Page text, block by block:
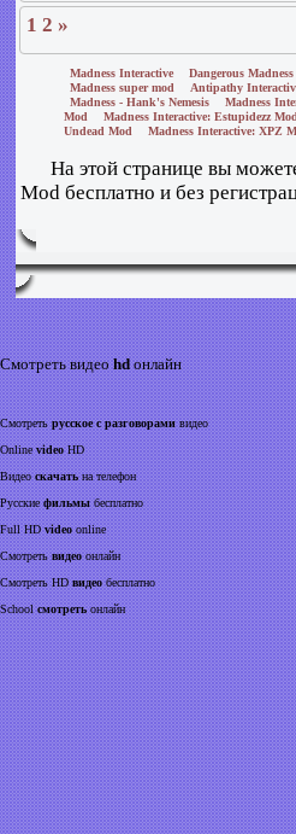
1 2 »
Madness Interactive Dangerous Madness
Madness super mod
Antipathy
Madness - Hank's Nemesis
Madness
Mod
Madness Interactive: Estupidezz Mod
Undead Mod
Madness Interactive: XPZ
На этой странице вы
Mod бесплатно и без
Смотреть видеоhdонлайн
Смотретьрусское с разговорамивидео
OnlinevideoHD
Видеоскачатьна телефон
Русскиефильмыбесплатно
Full HDvideoonline
Смотретьвидеоонлайн
Смотреть HDвидеобесплатно
Schoolсмотретьонлайн